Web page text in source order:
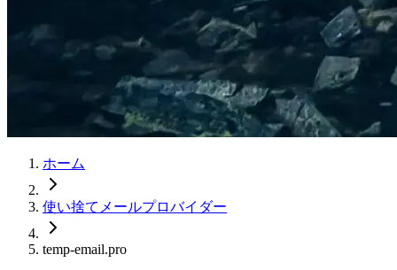
ホーム
使い捨てメールプロバイダー
temp-email.pro